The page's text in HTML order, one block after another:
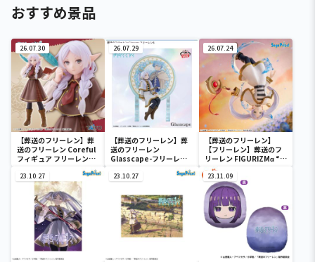
おすすめ景品
26.07.30
【葬送のフリーレン】葬
送のフリーレン Coreful
フィギュア フリーレン～
26.07.29
【葬送のフリーレン】葬
送のフリーレン
Glasscape-フリーレン
26.07.24
【葬送のフリーレン】
【フリーレン】葬送のフ
リーレン FIGURIZMα “フ
リーレン”～花舞～
23.10.27 23.10.27 23.11.09